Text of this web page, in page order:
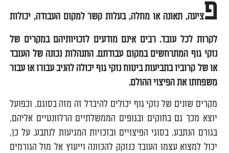
פציעה, תאונה או מחלה, בעלות קשר למקום העבודה, יכולות
לקרות לכל עובד. רבים אינם מודעים לזכויותיהם במקרים של
נזקי גוף המתרחשים במקום עבודתם. התנהלות נכונה של העובד
או של קרוביו בתביעות ביטוח נזקי גוף יכולה להניב עבורו או עבור
משפחתו את הפיצוי ההולם.
מקרים שונים של נזקי גוף יכולים להיבדל זה מזה בסוגם, וכפועל
יוצא מכך גם בחוקים ובגופים הממשלתיים הרלוונטיים אליהם,
בגורם הנתבע, בסוגי הפיצויים ובזכויות המגיעות לנתבע. על כן,
יכול למצוא עצמו העובד כנזקק להכוונה וייעוץ אל מול הגורמים